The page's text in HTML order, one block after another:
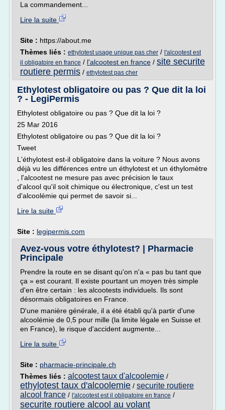
La commandement...
Lire la suite
Site : https://about.me
Thèmes liés : ethylotest usage unique pas cher / l'alcootest est
il obligatoire en france / l'alcootest en france / site securite
routiere permis / ethylotest pas cher
Ethylotest obligatoire ou pas ? Que dit la loi
? - LegiPermis
Ethylotest obligatoire ou pas ? Que dit la loi ?
25 Mar 2016
Ethylotest obligatoire ou pas ? Que dit la loi ?
Tweet
L'éthylotest est-il obligatoire dans la voiture ? Nous avons
déjà vu les différences entre un éthylotest et un éthylomètre
, l'alcootest ne mesure pas avec précision le taux
d'alcool qu'il soit chimique ou électronique, c'est un test
d'alcoolémie qui permet de savoir si...
Lire la suite
Site : legipermis.com
Avez-vous votre éthylotest? | Pharmacie
Principale
Prendre la route en se disant qu'on n'a « pas bu tant que
ça » est courant. Il existe pourtant un moyen très simple
d'en être certain : les alcootests individuels. Ils sont
désormais ­obligatoires en France.
D'une manière générale, il a été établi qu'à partir d'une
alcoolémie de 0,5 pour mille (la limite légale en Suisse et
en France), le risque d'accident augmente...
Lire la suite
Site : pharmacie-principale.ch
Thèmes liés : alcootest taux d'alcoolemie /
ethylotest taux d'alcoolemie / securite routiere
alcool france / l'alcootest est il obligatoire en france /
securite routiere alcool au volant